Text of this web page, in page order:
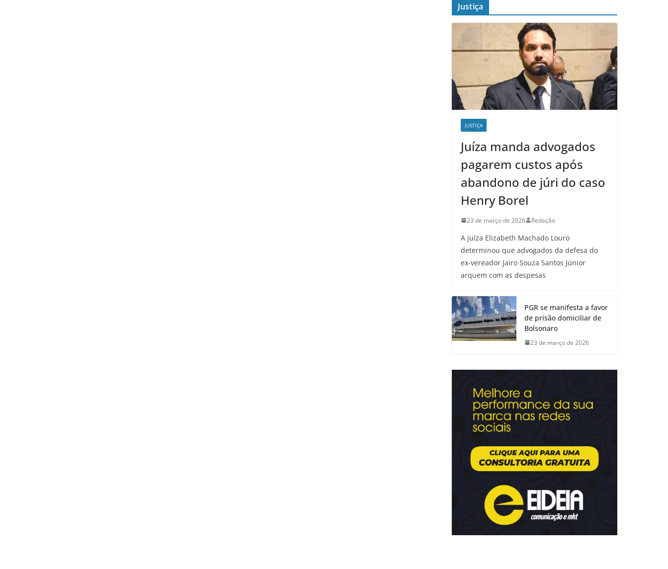
Justiça
JUSTIÇA
Juíza manda advogados
pagarem custos após
abandono de júri do caso
Henry Borel
23 de março de 2026 Redação
A juíza Elizabeth Machado Louro
determinou que advogados da defesa do
ex-vereador Jairo Souza Santos Júnior
arquem com as despesas
PGR se manifesta a favor
de prisão domiciliar de
Bolsonaro
23 de março de 2026